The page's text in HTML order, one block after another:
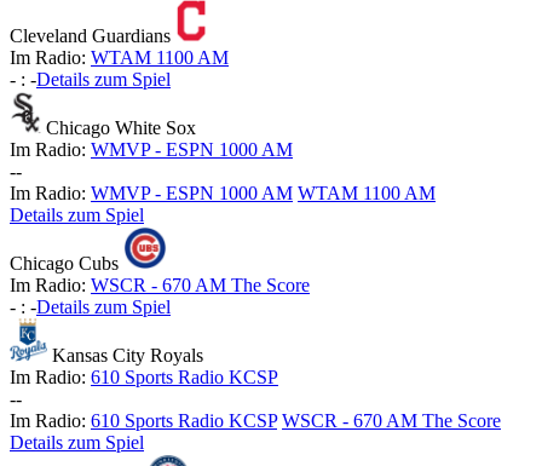
Cleveland Guardians
Im Radio: WTAM 1100 AM
- : -Details zum Spiel
Chicago White Sox
Im Radio: WMVP - ESPN 1000 AM
--
Im Radio: WMVP - ESPN 1000 AM WTAM 1100 AM
Details zum Spiel
Chicago Cubs
Im Radio: WSCR - 670 AM The Score
- : -Details zum Spiel
Kansas City Royals
Im Radio: 610 Sports Radio KCSP
--
Im Radio: 610 Sports Radio KCSP WSCR - 670 AM The Score
Details zum Spiel